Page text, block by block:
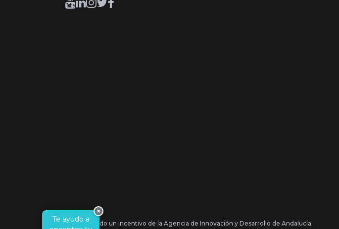
Se ha recibido un incentivo de la Agencia de Innovación y Desarrollo de Andalucía
Te ayudo a
×